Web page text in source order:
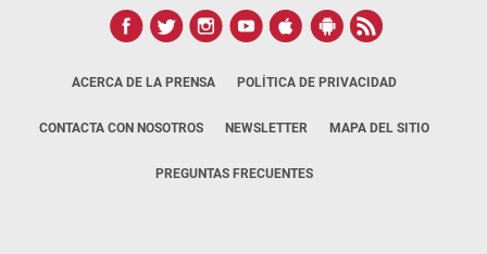
ACERCA DE LA PRENSA POLÍTICA DE PRIVACIDAD
CONTACTA CON NOSOTROS NEWSLETTER MAPA DEL SITIO
PREGUNTAS FRECUENTES